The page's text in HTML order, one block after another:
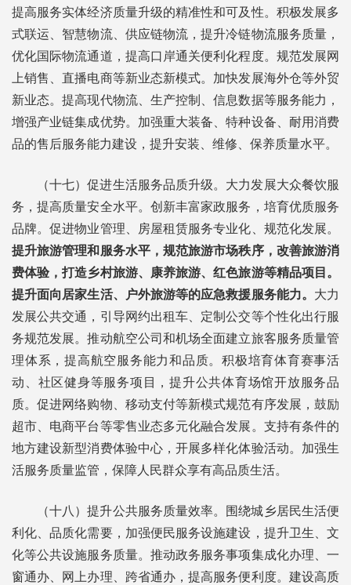
提高服务实体经济质量升级的精准性和可及性。积极发展多
式联运、智慧物流、供应链物流，提升冷链物流服务质量，
优化国际物流通道，提高口岸通关便利化程度。规范发展网
上销售、直播电商等新业态新模式。加快发展海外仓等外贸
新业态。提高现代物流、生产控制、信息数据等服务能力，
增强产业链集成优势。加强重大装备、特种设备、耐用消费
品的售后服务能力建设，提升安装、维修、保养质量水平。
（十七）促进生活服务品质升级。大力发展大众餐饮服
务，提高质量安全水平。创新丰富家政服务，培育优质服务
品牌。促进物业管理、房屋租赁服务专业化、规范化发展。
提升旅游管理和服务水平，规范旅游市场秩序，改善旅游消
费体验，打造乡村旅游、康养旅游、红色旅游等精品项目。
提升面向居家生活、户外旅游等的应急救援服务能力。 大力
发展公共交通，引导网约出租车、定制公交等个性化出行服
务规范发展。推动航空公司和机场全面建立旅客服务质量管
理体系，提高航空服务能力和品质。积极培育体育赛事活
动、社区健身等服务项目，提升公共体育场馆开放服务品
质。促进网络购物、移动支付等新模式规范有序发展，鼓励
超市、电商平台等零售业态多元化融合发展。支持有条件的
地方建设新型消费体验中心，开展多样化体验活动。加强生
活服务质量监管，保障人民群众享有高品质生活。
（十八）提升公共服务质量效率。围绕城乡居民生活便
利化、品质化需要，加强便民服务设施建设，提升卫生、文
化等公共设施服务质量。推动政务服务事项集成化办理、一
窗通办、网上办理、跨省通办，提高服务便利度。建设高质